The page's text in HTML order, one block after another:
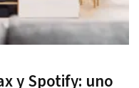
y Spotify: uno